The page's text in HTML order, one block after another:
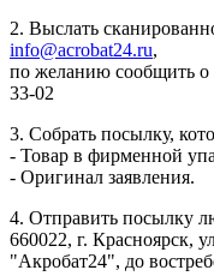
2. Выслать
info@acrobat24.ru,
по желанию сообщить о
33-02
3. Собрать посылку,
- Товар в фирменной
- Оригинал заявления.
4. Отправить посылку
660022, г. Красноярск,
"Акробат24", до